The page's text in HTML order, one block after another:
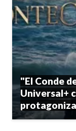
"El Conde
Universal+